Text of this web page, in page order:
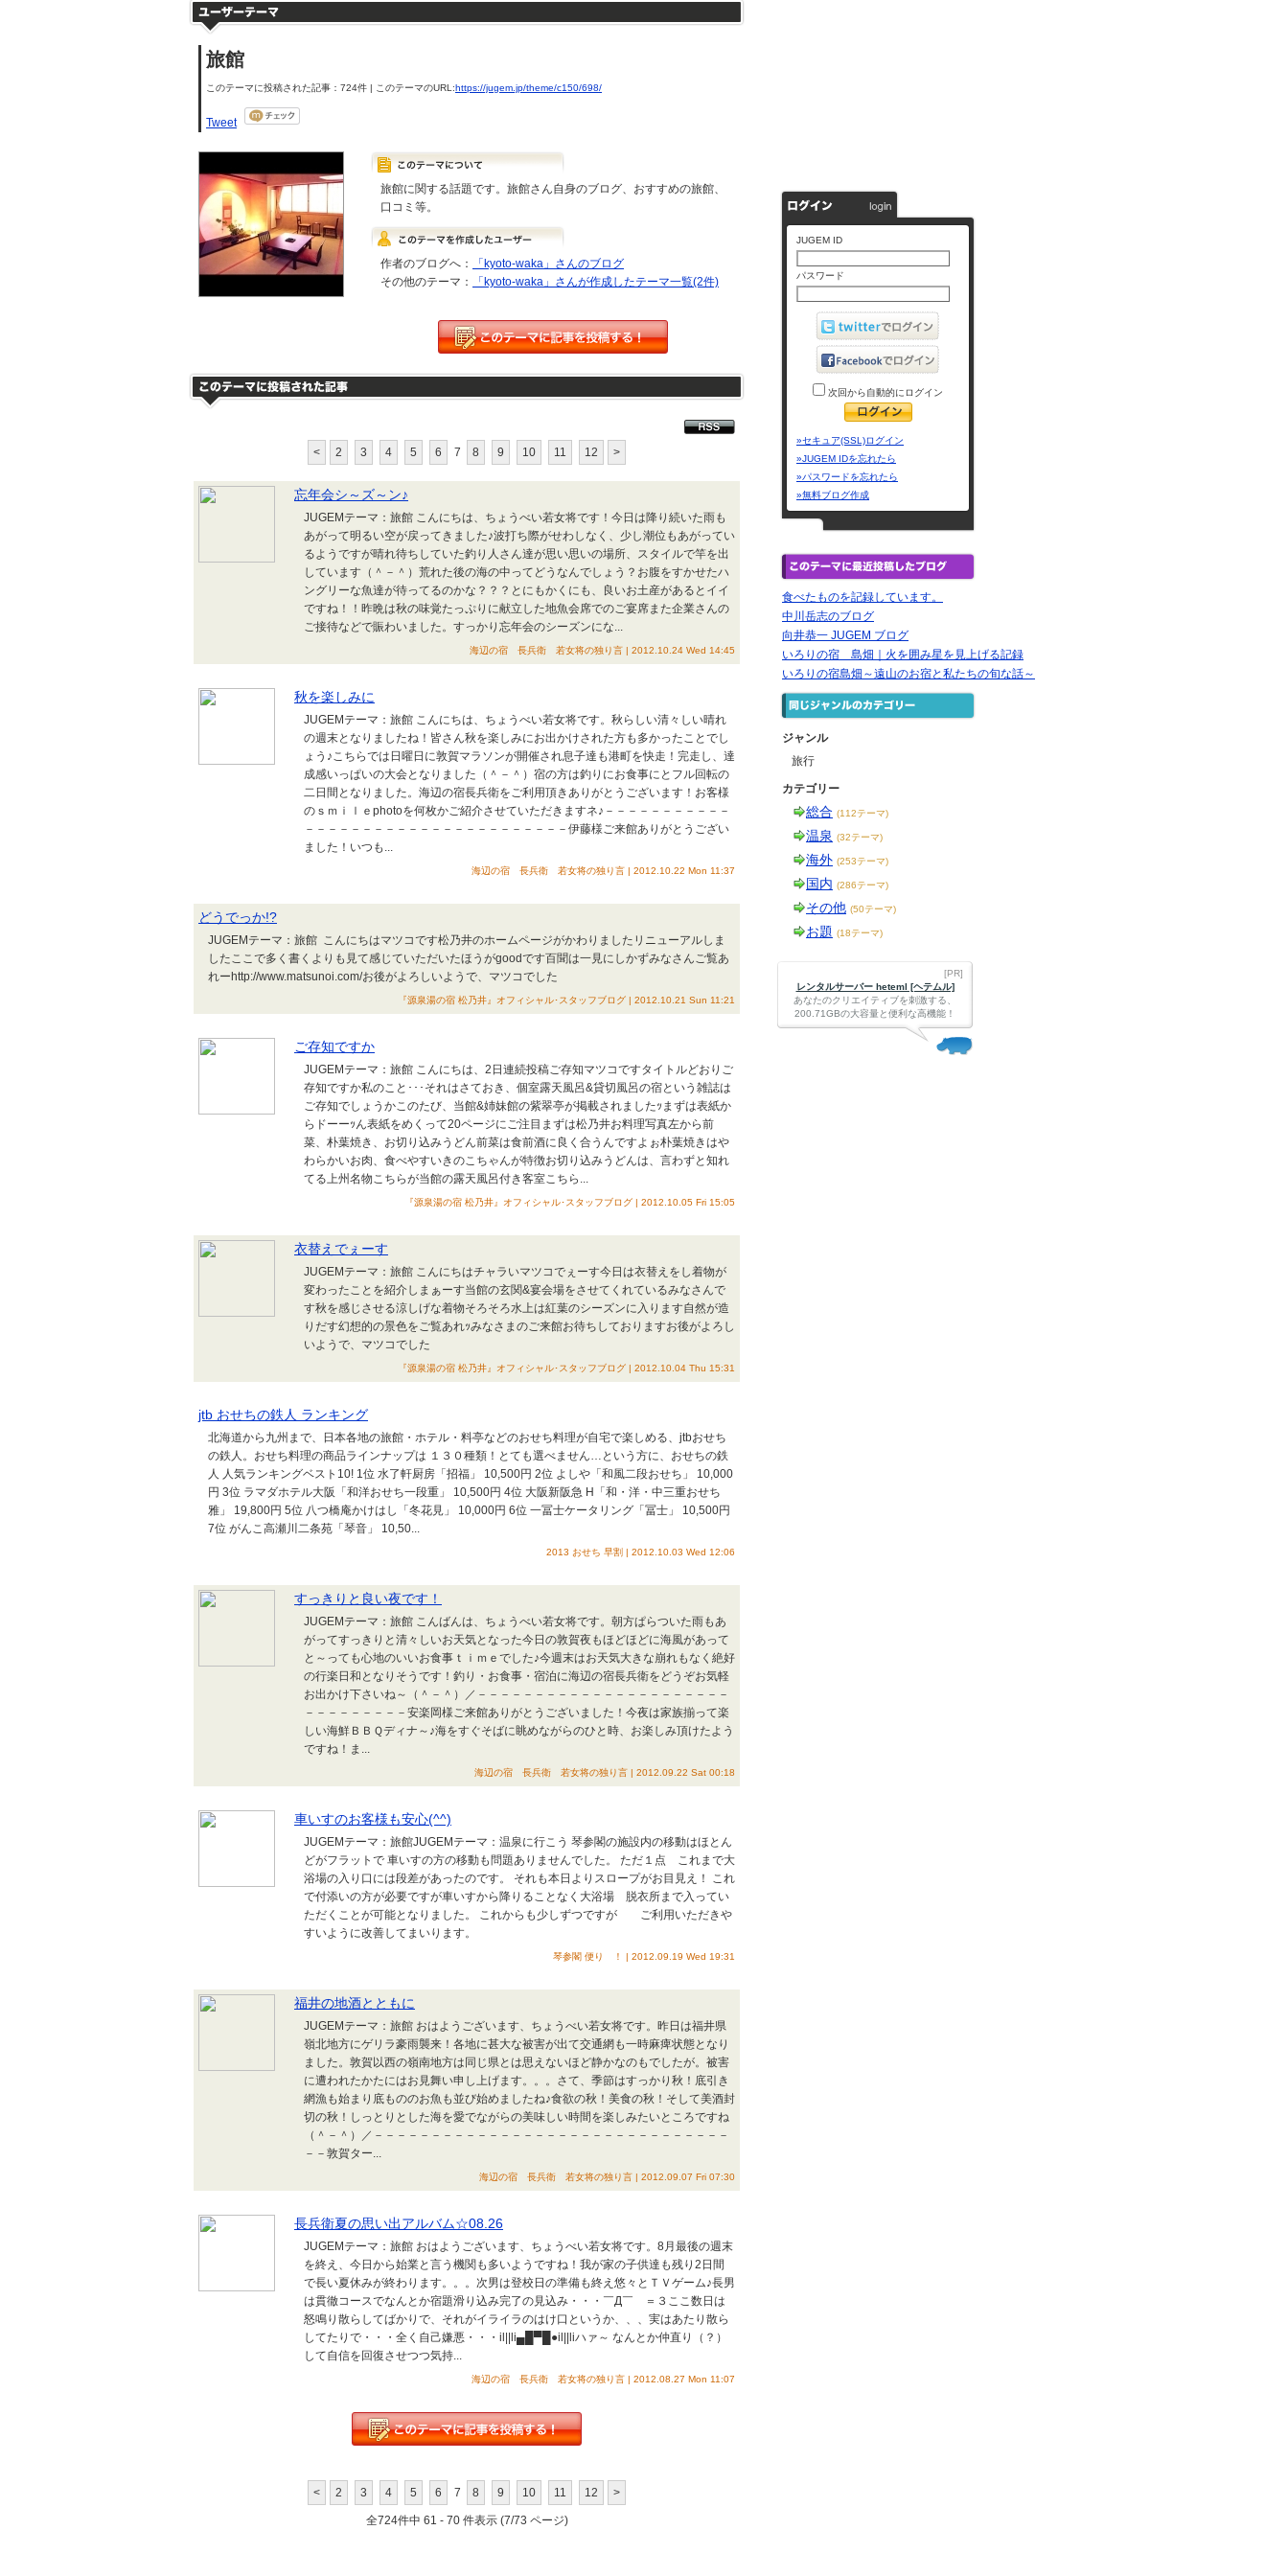
旅館
このテーマに投稿された記事：724件 | このテーマのURL:https://jugem.jp/theme/c150/698/
Tweet
旅館に関する話題です。旅館さん自身のブログ、おすすめの旅館、
口コミ等。
作者のブログへ：
「kyoto-waka」さんのブログ
その他のテーマ：
「kyoto-waka」さんが作成したテーマ一覧(2件)
< 2 3 4 5 6 7 8 9 10 11 12 >
忘年会シ～ズ～ン♪
JUGEMテーマ：旅館 こんにちは、ちょうべい若女将です！今日は降り続いた雨も
あがって明るい空が戻ってきました♪波打ち際がせわしなく、少し潮位もあがってい
るようですが晴れ待ちしていた釣り人さん達が思い思いの場所、スタイルで竿を出
しています（＾－＾）荒れた後の海の中ってどうなんでしょう？お腹をすかせたハ
ングリーな魚達が待ってるのかな？？？とにもかくにも、良いお土産があるとイイ
ですね！！昨晩は秋の味覚たっぷりに献立した地魚会席でのご宴席また企業さんの
ご接待などで賑わいました。すっかり忘年会のシーズンにな...
海辺の宿 長兵衛 若女将の独り言 | 2012.10.24 Wed 14:45
秋を楽しみに
JUGEMテーマ：旅館 こんにちは、ちょうべい若女将です。秋らしい清々しい晴れ
の週末となりましたね！皆さん秋を楽しみにお出かけされた方も多かったことでし
ょう♪こちらでは日曜日に敦賀マラソンが開催され息子達も港町を快走！完走し、達
成感いっぱいの大会となりました（＾－＾）宿の方は釣りにお食事にとフル回転の
二日間となりました。海辺の宿長兵衛をご利用頂きありがとうございます！お客様
のｓｍｉｌｅphotoを何枚かご紹介させていただきますネ♪－－－－－－－－－－－
－－－－－－－－－－－－－－－－－－－－－－－伊藤様ご来館ありがとうござい
ました！いつも...
海辺の宿 長兵衛 若女将の独り言 | 2012.10.22 Mon 11:37
どうでっか!?
JUGEMテーマ：旅館 こんにちはマツコです松乃井のホームページがかわりましたリニューアルしま
したここで多く書くよりも見て感じていただいたほうがgoodです百聞は一見にしかずみなさんご覧あ
れーhttp://www.matsunoi.com/お後がよろしいようで、マツコでした
『源泉湯の宿 松乃井』オフィシャル･スタッフブログ | 2012.10.21 Sun 11:21
ご存知ですか
JUGEMテーマ：旅館 こんにちは、2日連続投稿ご存知マツコですタイトルどおりご
存知ですか私のこと･･･それはさておき、個室露天風呂&貸切風呂の宿という雑誌は
ご存知でしょうかこのたび、当館&姉妹館の紫翠亭が掲載されましたｯまずは表紙か
らドーーｯん表紙をめくって20ページにご注目まずは松乃井お料理写真左から前
菜、朴葉焼き、お切り込みうどん前菜は食前酒に良く合うんですよぉ朴葉焼きはや
わらかいお肉、食べやすいきのこちゃんが特徴お切り込みうどんは、言わずと知れ
てる上州名物こちらが当館の露天風呂付き客室こちら...
『源泉湯の宿 松乃井』オフィシャル･スタッフブログ | 2012.10.05 Fri 15:05
衣替えでぇーす
JUGEMテーマ：旅館 こんにちはチャラいマツコでぇーす今日は衣替えをし着物が
変わったことを紹介しまぁーす当館の玄関&宴会場をさせてくれているみなさんで
す秋を感じさせる涼しげな着物そろそろ水上は紅葉のシーズンに入ります自然が造
りだす幻想的の景色をご覧あれｯみなさまのご来館お待ちしておりますお後がよろし
いようで、マツコでした
『源泉湯の宿 松乃井』オフィシャル･スタッフブログ | 2012.10.04 Thu 15:31
jtb おせちの鉄人 ランキング
北海道から九州まで、日本各地の旅館・ホテル・料亭などのおせち料理が自宅で楽しめる、jtbおせち
の鉄人。おせち料理の商品ラインナップは １３０種類！とても選べません…という方に、おせちの鉄
人 人気ランキングベスト10! 1位 水了軒厨房「招福」 10,500円 2位 よしや「和風二段おせち」 10,000
円 3位 ラマダホテル大阪「和洋おせち一段重」 10,500円 4位 大阪新阪急 H「和・洋・中三重おせち
雅」 19,800円 5位 八つ橋庵かけはし「冬花見」 10,000円 6位 一冨士ケータリング「冨士」 10,500円
7位 がんこ高瀬川二条苑「琴音」 10,50...
2013 おせち 早割 | 2012.10.03 Wed 12:06
すっきりと良い夜です！
JUGEMテーマ：旅館 こんばんは、ちょうべい若女将です。朝方ぱらついた雨もあ
がってすっきりと清々しいお天気となった今日の敦賀夜もほどほどに海風があって
と～っても心地のいいお食事ｔｉｍｅでした♪今週末はお天気大きな崩れもなく絶好
の行楽日和となりそうです！釣り・お食事・宿泊に海辺の宿長兵衛をどうぞお気軽
お出かけ下さいね～（＾－＾）／－－－－－－－－－－－－－－－－－－－－－－
－－－－－－－－－安楽岡様ご来館ありがとうございました！今夜は家族揃って楽
しい海鮮ＢＢＱディナ～♪海をすぐそばに眺めながらのひと時、お楽しみ頂けたよう
ですね！ま...
海辺の宿 長兵衛 若女将の独り言 | 2012.09.22 Sat 00:18
車いすのお客様も安心(^^)
JUGEMテーマ：旅館JUGEMテーマ：温泉に行こう 琴参閣の施設内の移動はほとん
どがフラットで 車いすの方の移動も問題ありませんでした。 ただ１点 これまで大
浴場の入り口には段差があったのです。 それも本日よりスロープがお目見え！ これ
で付添いの方が必要ですが車いすから降りることなく大浴場 脱衣所まで入ってい
ただくことが可能となりました。 これからも少しずつですが ご利用いただきや
すいように改善してまいります。
琴参閣 便り ！ | 2012.09.19 Wed 19:31
福井の地酒とともに
JUGEMテーマ：旅館 おはようございます、ちょうべい若女将です。昨日は福井県
嶺北地方にゲリラ豪雨襲来！各地に甚大な被害が出て交通網も一時麻痺状態となり
ました。敦賀以西の嶺南地方は同じ県とは思えないほど静かなのもでしたが。被害
に遭われたかたにはお見舞い申し上げます。。。さて、季節はすっかり秋！底引き
網漁も始まり底もののお魚も並び始めましたね♪食欲の秋！美食の秋！そして美酒封
切の秋！しっとりとした海を愛でながらの美味しい時間を楽しみたいところですね
（＾－＾）／－－－－－－－－－－－－－－－－－－－－－－－－－－－－－－－
－－敦賀ター...
海辺の宿 長兵衛 若女将の独り言 | 2012.09.07 Fri 07:30
長兵衛夏の思い出アルバム☆08.26
JUGEMテーマ：旅館 おはようございます、ちょうべい若女将です。8月最後の週末
を終え、今日から始業と言う機関も多いようですね！我が家の子供達も残り2日間
で長い夏休みが終わります。。。次男は登校日の準備も終え悠々とＴＶゲーム♪長男
は貫徹コースでなんとか宿題滑り込み完了の見込み・・・￣Д￣ ＝３ここ数日は
怒鳴り散らしてばかりで、それがイライラのはけ口というか、、、実はあたり散ら
してたりで・・・全く自己嫌悪・・・il||li▄█▀█●il||liハァ～ なんとか仲直り（？）
して自信を回復させつつ気持...
海辺の宿 長兵衛 若女将の独り言 | 2012.08.27 Mon 11:07
< 2 3 4 5 6 7 8 9 10 11 12 >
全724件中 61 - 70 件表示 (7/73 ページ)
JUGEM ID
パスワード
次回から自動的にログイン
»セキュア(SSL)ログイン
»JUGEM IDを忘れたら
»パスワードを忘れたら
»無料ブログ作成
食べたものを記録しています。
中川岳志のブログ
向井恭一 JUGEM ブログ
いろりの宿 島畑｜火を囲み星を見上げる記録
いろりの宿島畑～遠山のお宿と私たちの旬な話～
ジャンル
旅行
カテゴリー
総合 (112テーマ)
温泉 (32テーマ)
海外 (253テーマ)
国内 (286テーマ)
その他 (50テーマ)
お題 (18テーマ)
[PR]
レンタルサーバー heteml [ヘテムル]
あなたのクリエイティブを刺激する、
200.71GBの大容量と便利な高機能！